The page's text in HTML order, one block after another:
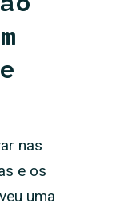
nas
e os
uma